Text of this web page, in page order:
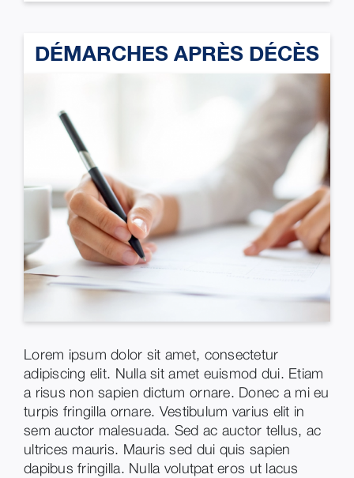
DÉMARCHES APRÈS DÉCÈS
Lorem ipsum dolor sit amet, consectetur
adipiscing elit. Nulla sit amet euismod dui. Etiam
a risus non sapien dictum ornare. Donec a mi eu
turpis fringilla ornare. Vestibulum varius elit in
sem auctor malesuada. Sed ac auctor tellus, ac
ultrices mauris. Mauris sed dui quis sapien
dapibus fringilla. Nulla volutpat eros ut lacus